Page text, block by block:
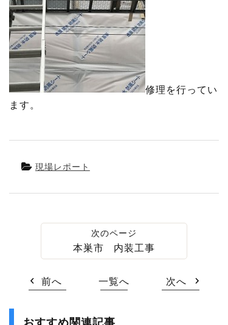
修理を行ってい
ます。
現場レポート
本巣市 内装工事
前へ 一覧へ 次へ
おすすめ関連記事